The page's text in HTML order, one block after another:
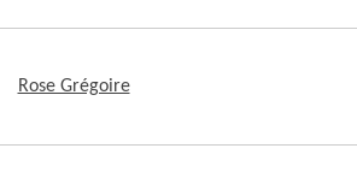
Rose Grégoire